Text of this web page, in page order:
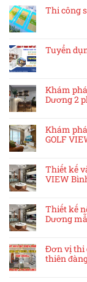
Thi công
Tuyển
Khám
Dương 2
Khám
GOLF
Thiết kế
VIEW
Thiết kế
Dương
Đơn vị thi
thiên